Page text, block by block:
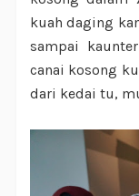
kuah daging
sampai
canai kosong
dari kedai tu,